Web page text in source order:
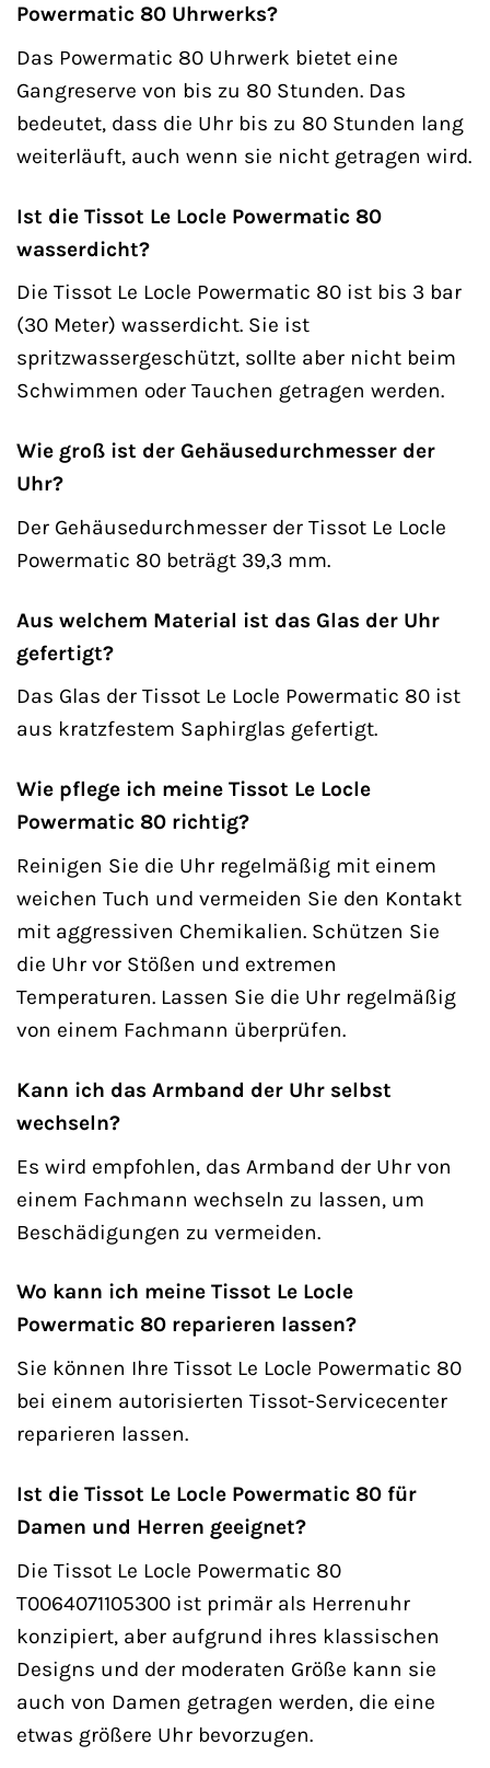
Powermatic 80 Uhrwerks?
Das Powermatic 80 Uhrwerk bietet eine
Gangreserve von bis zu 80 Stunden. Das
bedeutet, dass die Uhr bis zu 80 Stunden lang
weiterläuft, auch wenn sie nicht getragen wird.
Ist die Tissot Le Locle Powermatic 80
wasserdicht?
Die Tissot Le Locle Powermatic 80 ist bis 3 bar
(30 Meter) wasserdicht. Sie ist
spritzwassergeschützt, sollte aber nicht beim
Schwimmen oder Tauchen getragen werden.
Wie groß ist der Gehäusedurchmesser der
Uhr?
Der Gehäusedurchmesser der Tissot Le Locle
Powermatic 80 beträgt 39,3 mm.
Aus welchem Material ist das Glas der Uhr
gefertigt?
Das Glas der Tissot Le Locle Powermatic 80 ist
aus kratzfestem Saphirglas gefertigt.
Wie pflege ich meine Tissot Le Locle
Powermatic 80 richtig?
Reinigen Sie die Uhr regelmäßig mit einem
weichen Tuch und vermeiden Sie den Kontakt
mit aggressiven Chemikalien. Schützen Sie
die Uhr vor Stößen und extremen
Temperaturen. Lassen Sie die Uhr regelmäßig
von einem Fachmann überprüfen.
Kann ich das Armband der Uhr selbst
wechseln?
Es wird empfohlen, das Armband der Uhr von
einem Fachmann wechseln zu lassen, um
Beschädigungen zu vermeiden.
Wo kann ich meine Tissot Le Locle
Powermatic 80 reparieren lassen?
Sie können Ihre Tissot Le Locle Powermatic 80
bei einem autorisierten Tissot-Servicecenter
reparieren lassen.
Ist die Tissot Le Locle Powermatic 80 für
Damen und Herren geeignet?
Die Tissot Le Locle Powermatic 80
T0064071105300 ist primär als Herrenuhr
konzipiert, aber aufgrund ihres klassischen
Designs und der moderaten Größe kann sie
auch von Damen getragen werden, die eine
etwas größere Uhr bevorzugen.